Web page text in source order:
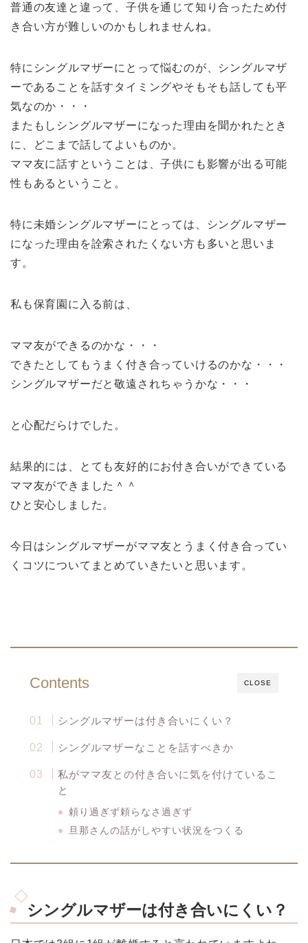
普通の友達と違って、子供を通じて知り合ったため付
き合い方が難しいのかもしれませんね。
特にシングルマザーにとって悩むのが、シングルマザ
ーであることを話すタイミングやそもそも話しても平
気なのか・・・
またもしシングルマザーになった理由を聞かれたとき
に、どこまで話してよいものか。
ママ友に話すということは、子供にも影響が出る可能
性もあるということ。
特に未婚シングルマザーにとっては、シングルマザー
になった理由を詮索されたくない方も多いと思いま
す。
私も保育園に入る前は、
ママ友ができるのかな・・・
できたとしてもうまく付き合っていけるのかな・・・
シングルマザーだと敬遠されちゃうかな・・・
と心配だらけでした。
結果的には、とても友好的にお付き合いができている
ママ友ができました＾＾
ひと安心しました。
今日はシングルマザーがママ友とうまく付き合ってい
くコツについてまとめていきたいと思います。
CLOSE
Contents
シングルマザーは付き合いにくい？
シングルマザーなことを話すべきか
私がママ友との付き合いに気を付けているこ
と
頼り過ぎず頼らなさ過ぎず
旦那さんの話がしやすい状況をつくる
シングルマザーは付き合いにくい？